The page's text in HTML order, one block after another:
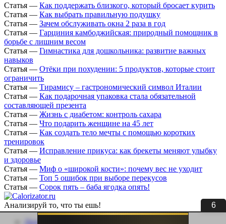
6
Статья — Как поддержать близкого, который бросает курить
Статья — Как выбрать правильную подушку
Статья — Зачем обслуживать окна 2 раза в год
Статья — Гарциния камбоджийская: природный помощник в
борьбе с лишним весом
Статья — Гимнастика для дошкольника: развитие важных
навыков
Статья — Отёки при похудении: 5 продуктов, которые стоит
ограничить
Статья — Тирамису – гастрономический символ Италии
Статья — Как подарочная упаковка стала обязательной
составляющей презента
Статья — Жизнь с диабетом: контроль сахара
Статья — Что подарить женщине на 45 лет
Статья — Как создать тело мечты с помощью коротких
тренировок
Статья — Исправление прикуса: как брекеты меняют улыбку
и здоровье
Статья — Миф о «широкой кости»: почему вес не уходит
Статья — Топ 5 ошибок при выборе перекусов
Статья — Сорок пять – баба ягодка опять!
Анализируй то, что ты ешь!
Личный кабинет